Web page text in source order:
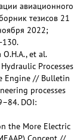
авиационного
тезисов 21
2022;
130.
et al.
Processes
Engine // Bulletin
processes
DOI:
the More Electric